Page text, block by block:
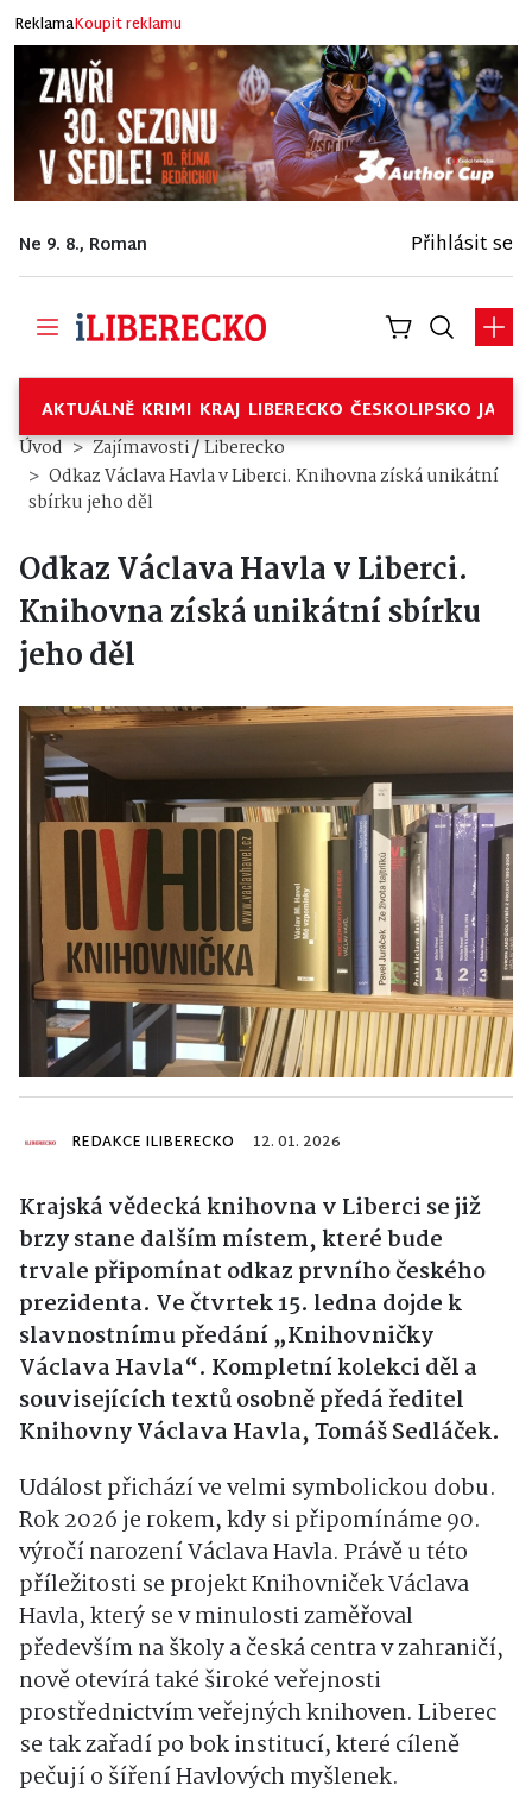
ReklamaKoupit reklamu
Ne 9. 8., Roman Přihlásit se
AKTUÁLNĚ KRIMI KRAJ LIBERECKO ČESKOLIPSKO
Úvod Zajímavosti/Liberecko
Odkaz Václava Havla v Liberci. Knihovna získá unikátní
sbírku jeho děl
Odkaz Václava Havla v Liberci.
Knihovna získá unikátní sbírku
jeho děl
REDAKCE ILIBERECKO 12. 01. 2026
Krajská vědecká knihovna v Liberci se již
brzy stane dalším místem, které bude
trvale připomínat odkaz prvního českého
prezidenta. Ve čtvrtek 15. ledna dojde k
slavnostnímu předání „Knihovničky
Václava Havla“. Kompletní kolekci děl a
souvisejících textů osobně předá ředitel
Knihovny Václava Havla, Tomáš Sedláček.
Událost přichází ve velmi symbolickou dobu.
Rok 2026 je rokem, kdy si připomínáme 90.
výročí narození Václava Havla. Právě u této
příležitosti se projekt Knihovniček Václava
Havla, který se v minulosti zaměřoval
především na školy a česká centra v zahraničí,
nově otevírá také široké veřejnosti
prostřednictvím veřejných knihoven. Liberec
se tak zařadí po bok institucí, které cíleně
pečují o šíření Havlových myšlenek.